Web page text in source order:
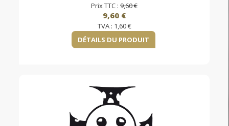
Prix TTC : 9,60 €
9,60 €
TVA : 1,60 €
DÉTAILS DU PRODUIT